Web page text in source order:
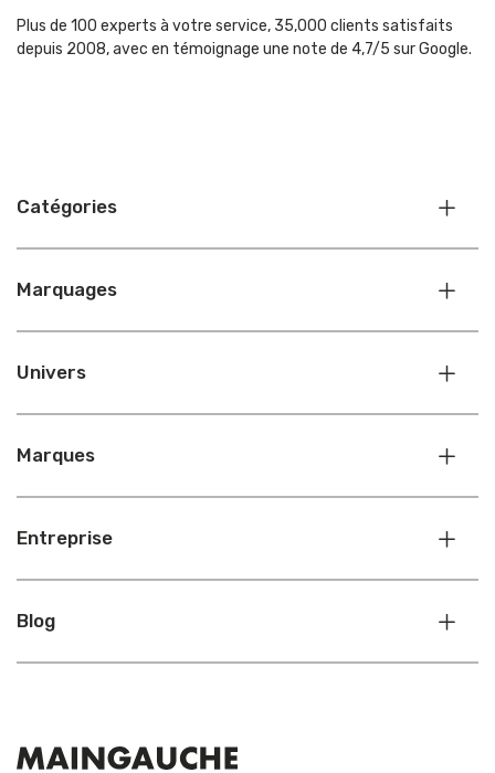
Plus de 100 experts à votre service, 35,000 clients satisfaits
depuis 2008, avec en témoignage une note de 4,7/5 sur Google.
Catégories
Marquages
Univers
Marques
Entreprise
Blog